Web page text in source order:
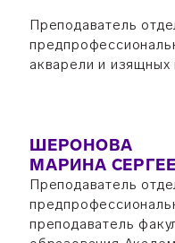
Преподаватель
акварели и изящных
ШЕРОНОВА
МАРИНА
Преподаватель
преподаватель